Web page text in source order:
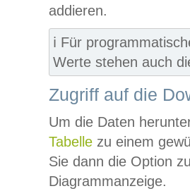
addieren.
ℹ️ Für
Werte stehen auch
Zugriff auf die
Um die Daten
Tabelle zu einem
Sie dann die Option
Diagrammanzeige.